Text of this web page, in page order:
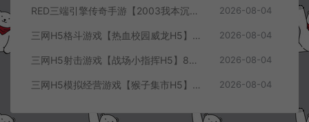
RED三端引擎传奇手游【2003我本沉默三职业】8月最新整理Win一键服务端+PC安卓+详细搭建教程 2026-08-04
三网H5格斗游戏【热血校园威龙H5】8月最新整理Linux手工服务端+Win一键服务端+解压即玩+简易安卓客户端+详细搭建教程 2026-08-04
三网H5射击游戏【战场小指挥H5】8月最新整理Linux手工服务端+Win一键服务端+解压即玩+简易安卓客户端+详细搭建教程 2026-08-04
三网H5模拟经营游戏【猴子集市H5】8月最新整理Linux手工服务端+Win一键服务端+解压即玩+简易安卓客户端+详细搭建教程 2026-08-04